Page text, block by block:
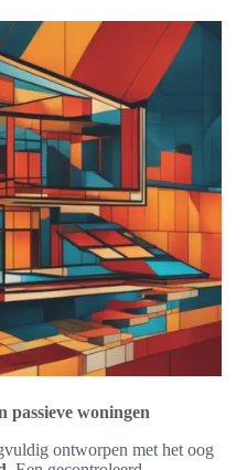
passieve woningen
ontworpen met het oog